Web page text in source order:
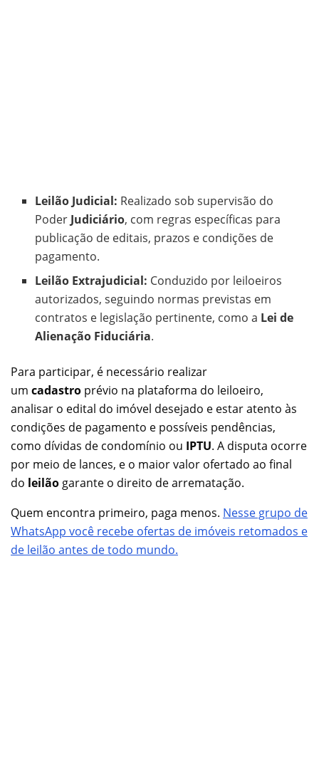
Leilão Judicial: Realizado sob supervisão do
Poder Judiciário, com regras específicas para
publicação de editais, prazos e condições de
pagamento.
Leilão Extrajudicial: Conduzido por leiloeiros
autorizados, seguindo normas previstas em
contratos e legislação pertinente, como a Lei de
Alienação Fiduciária.
Para participar, é necessário realizar
um cadastro prévio na plataforma do leiloeiro,
analisar o edital do imóvel desejado e estar atento às
condições de pagamento e possíveis pendências,
como dívidas de condomínio ou IPTU. A disputa ocorre
por meio de lances, e o maior valor ofertado ao final
do leilão garante o direito de arrematação.
Quem encontra primeiro, paga menos. Nesse grupo de
WhatsApp você recebe ofertas de imóveis retomados e
de leilão antes de todo mundo.